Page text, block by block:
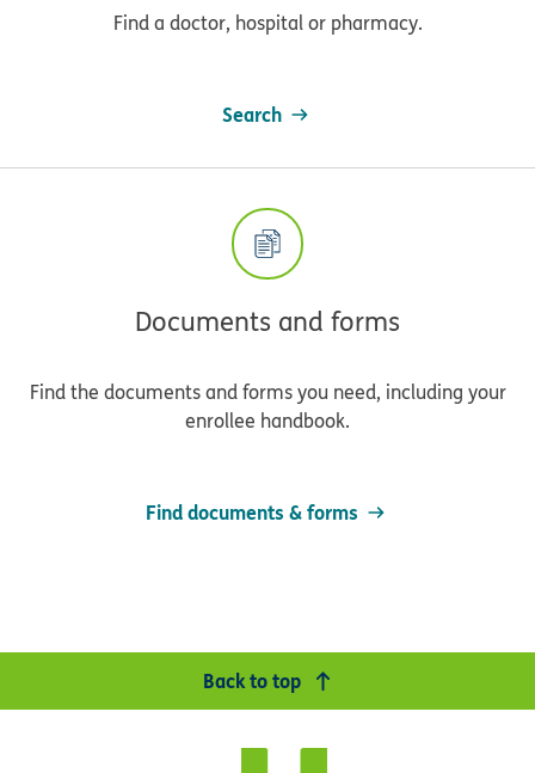
Find a doctor, hospital or pharmacy.
Search
Documents and forms
Find the documents and forms you need, including your
enrollee handbook.
Find documents & forms
Back to top